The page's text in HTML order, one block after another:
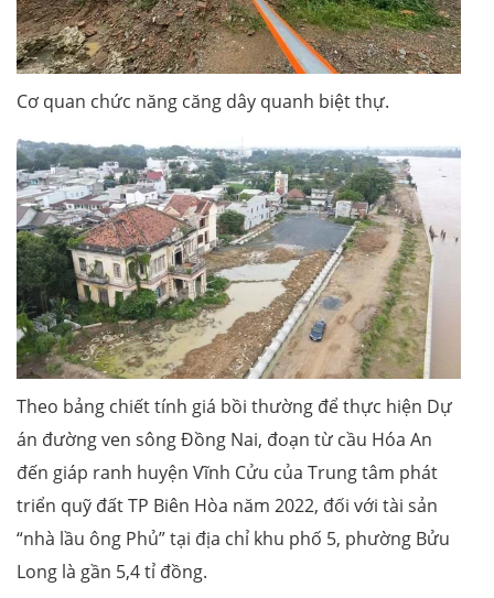
Cơ quan chức năng căng dây quanh biệt thự.
Theo bảng chiết tính giá bồi thường để thực hiện Dự
án đường ven sông Đồng Nai, đoạn từ cầu Hóa An
đến giáp ranh huyện Vĩnh Cửu của Trung tâm phát
triển quỹ đất TP Biên Hòa năm 2022, đối với tài sản
“nhà lầu ông Phủ” tại địa chỉ khu phố 5, phường Bửu
Long là gần 5,4 tỉ đồng.